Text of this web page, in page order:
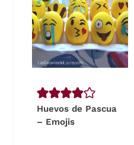
Huevos de Pascua
– Emojis